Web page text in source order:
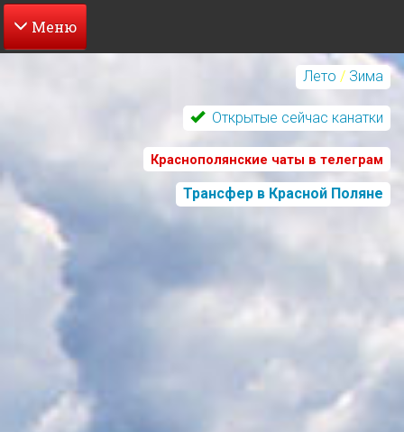
Перейти
Лето / Зима
Открытые сейчас канатки
Краснополянские чаты в телеграм
Трансфер в Красной Поляне